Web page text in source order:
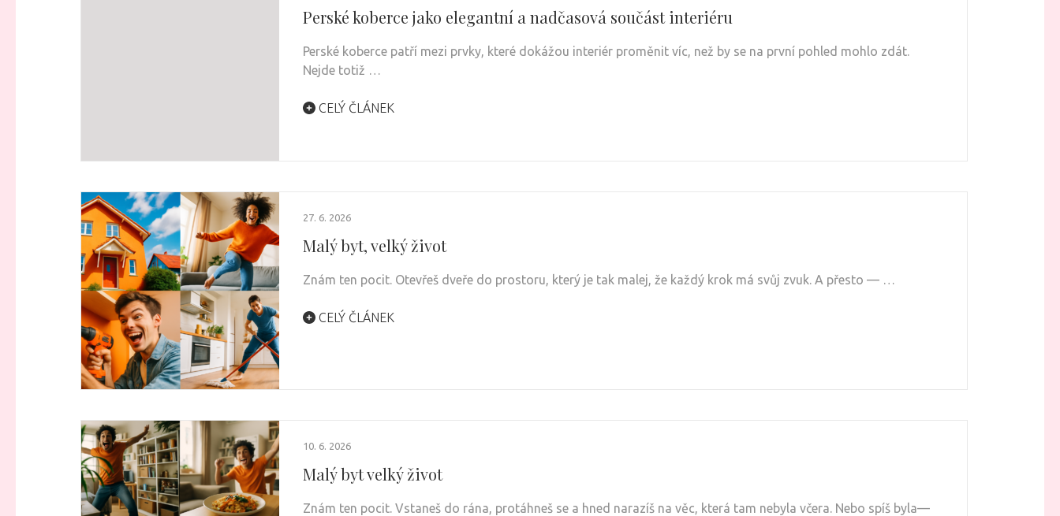
Perské koberce jako elegantní a nadčasová součást interiéru
Perské koberce patří mezi prvky, které dokážou interiér proměnit víc, než by se na první pohled mohlo zdát.
Nejde totiž …
CELÝ ČLÁNEK
27. 6. 2026
Malý byt, velký život
Znám ten pocit. Otevřeš dveře do prostoru, který je tak malej, že každý krok má svůj zvuk. A přesto — …
CELÝ ČLÁNEK
10. 6. 2026
Malý byt velký život
Znám ten pocit. Vstaneš do rána, protáhneš se a hned narazíš na věc, která tam nebyla včera. Nebo spíš byla—